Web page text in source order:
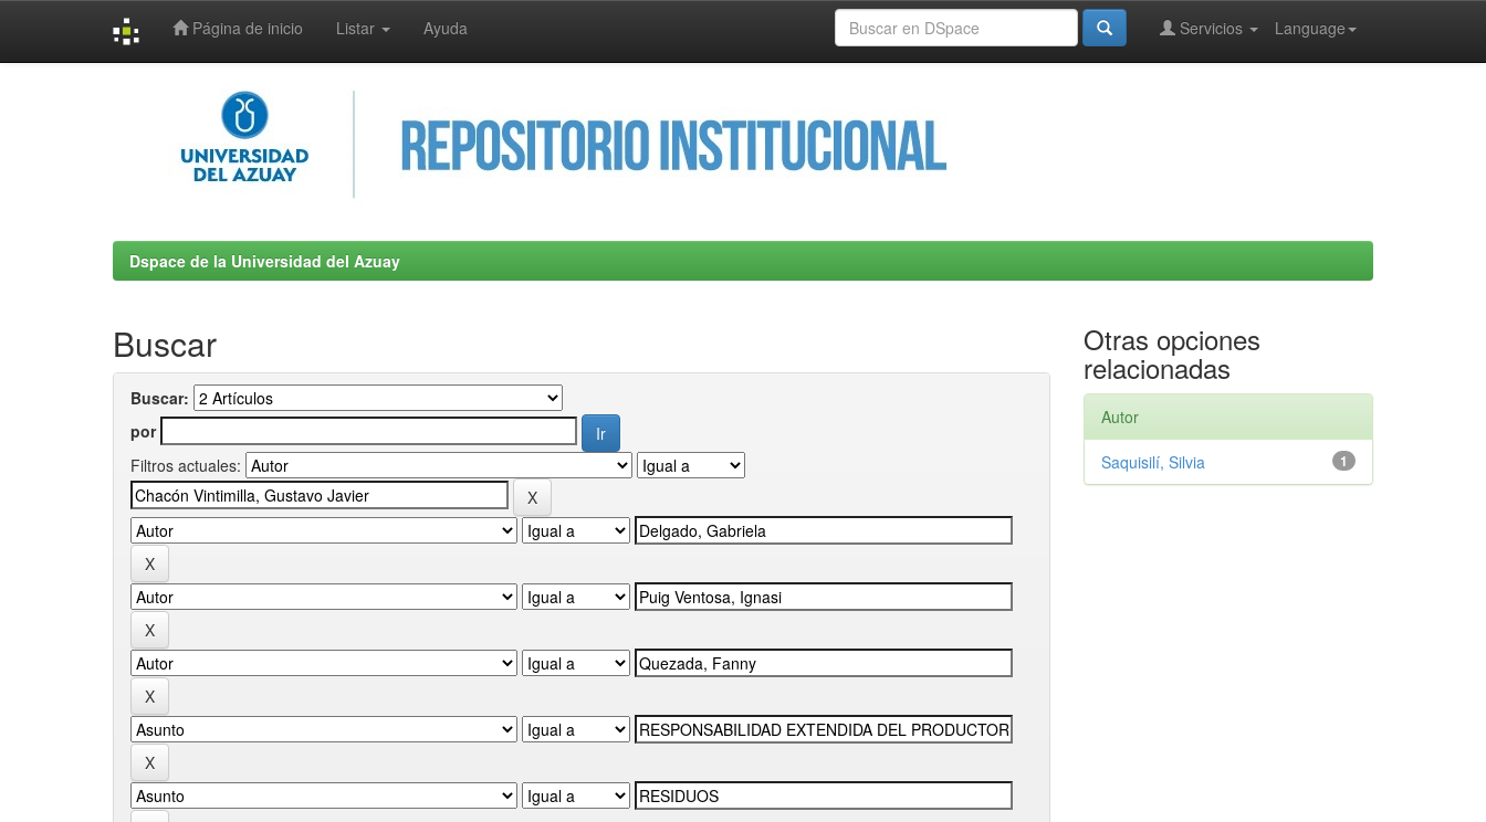
Página de inicio Listar Ayuda Language
Servicios
Dspace de la Universidad del Azuay
Buscar
Buscar:
por
Filtros actuales:
Otras opciones
relacionadas
Autor
1
Saquisilí, Silvia